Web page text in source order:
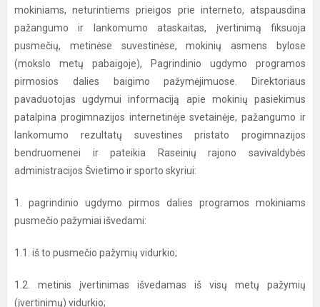
mokiniams, neturintiems prieigos prie interneto, atspausdina
pažangumo ir lankomumo ataskaitas, įvertinimą fiksuoja
pusmečių, metinėse suvestinėse, mokinių asmens bylose
(mokslo metų pabaigoje), Pagrindinio ugdymo programos
pirmosios dalies baigimo pažymėjimuose. Direktoriaus
pavaduotojas ugdymui informaciją apie mokinių pasiekimus
patalpina progimnazijos internetinėje svetainėje, pažangumo ir
lankomumo rezultatų suvestines pristato progimnazijos
bendruomenei ir pateikia Raseinių rajono savivaldybės
administracijos Švietimo ir sporto skyriui:
1. pagrindinio ugdymo pirmos dalies programos mokiniams
pusmečio pažymiai išvedami:
1.1. iš to pusmečio pažymių vidurkio;
1.2. metinis įvertinimas išvedamas iš visų metų pažymių
(įvertinimų) vidurkio;